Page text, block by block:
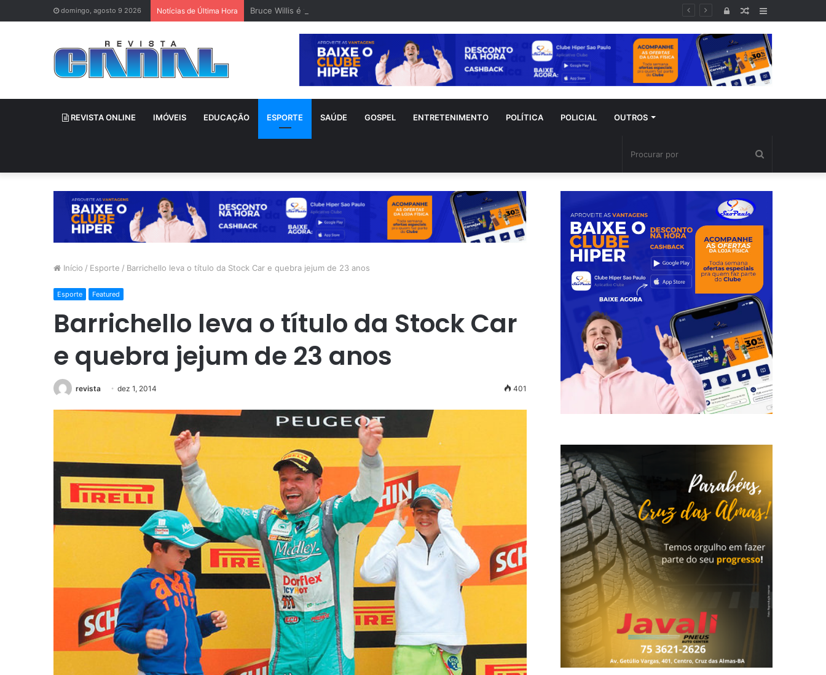
domingo, agosto 9 2026 Notícias de Última Hora Bruce Willis é visto em rara aparição após diagnóstico de demência frontotemporal
Lateral
Artigo
aleatório
Entrar
REVISTA ONLINE IMÓVEIS EDUCAÇÃO ESPORTE SAÚDE GOSPEL ENTRETENIMENTO POLÍTICA POLICIAL OUTROS
por
Início / Esporte / Barrichello leva o título da Stock Car e quebra jejum de 23 anos
Esporte Featured
Barrichello leva o título da Stock Car
e quebra jejum de 23 anos
revista dez 1, 2014 401